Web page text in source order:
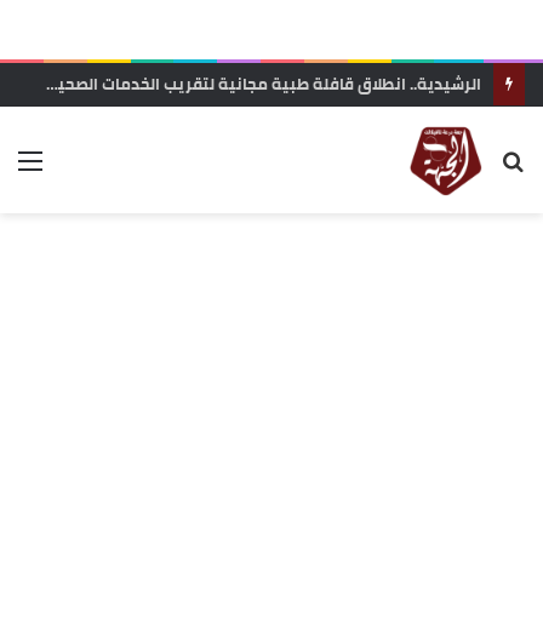
الرشيدية.. انطلاق قافلة طبية مجانية لتقريب الخدمات الصحية من ساكنة تنجداد وفركلة العليا